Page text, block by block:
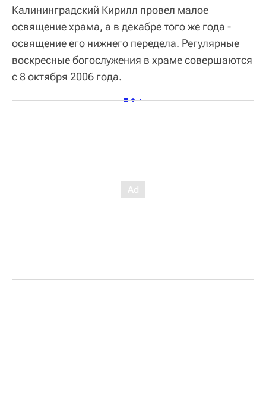
Калининградский Кирилл провел малое
освящение храма, а в декабре того же года -
освящение его нижнего передела. Регулярные
воскресные богослужения в храме совершаются
с 8 октября 2006 года.